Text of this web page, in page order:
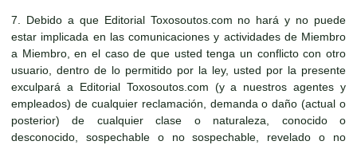
7. Debido a que Editorial Toxosoutos.com no hará y no puede
estar implicada en las comunicaciones y actividades de Miembro
a Miembro, en el caso de que usted tenga un conflicto con otro
usuario, dentro de lo permitido por la ley, usted por la presente
exculpará a Editorial Toxosoutos.com (y a nuestros agentes y
empleados) de cualquier reclamación, demanda o daño (actual o
posterior) de cualquier clase o naturaleza, conocido o
desconocido, sospechable o no sospechable, revelado o no